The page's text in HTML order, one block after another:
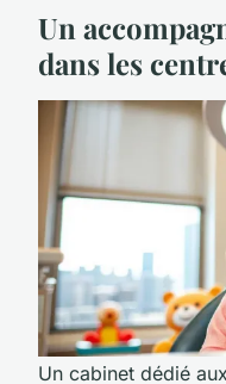
Un
dans les
Un cabinet dédié